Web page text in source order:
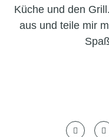
Küche und den
aus und teile mir